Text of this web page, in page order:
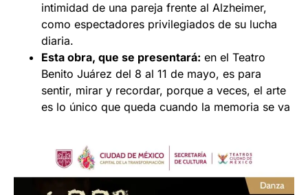
intimidad de una pareja frente al Alzheimer,
como espectadores privilegiados de su lucha
diaria.
Esta obra, que se presentará: en el Teatro
Benito Juárez del 8 al 11 de mayo, es para
sentir, mirar y recordar, porque a veces, el arte
es lo único que queda cuando la memoria se va